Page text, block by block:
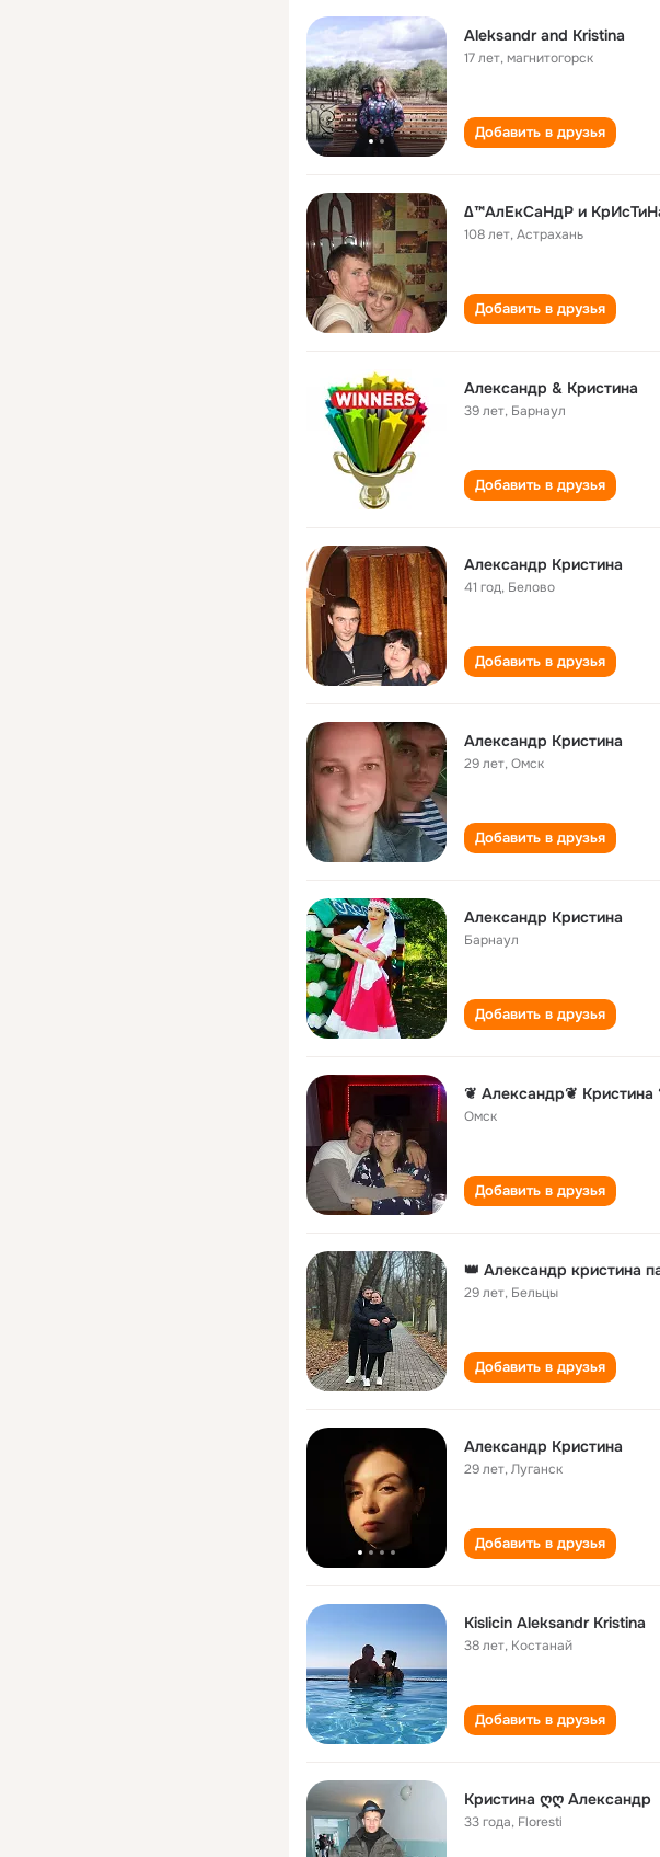
Aleksandr and Kristina
17 лет,магнитогорск
Добавить в друзья
∆™АлЕкСаНдР и
108 лет,Астрахань
Добавить в друзья
Александр & Кристина
39 лет, Барнаул
Добавить в друзья
Александр Кристина
41 год, Белово
Добавить в друзья
Александр Кристина
29 лет,Омск
Добавить в друзья
Александр Кристина
Барнаул
Добавить в друзья
❦ Александр❦ Кристина
Омск
Добавить в друзья
👑
29 лет, Бельцы
Добавить в друзья
Александр Кристина
29 лет,Луганск
Добавить в друзья
Kislicin Aleksandr Kristina
38 лет, Костанай
Добавить в друзья
Кристина ღღ Александр
33 года, Floresti